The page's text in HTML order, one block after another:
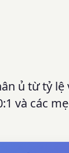
ủ từ tỷ
và các